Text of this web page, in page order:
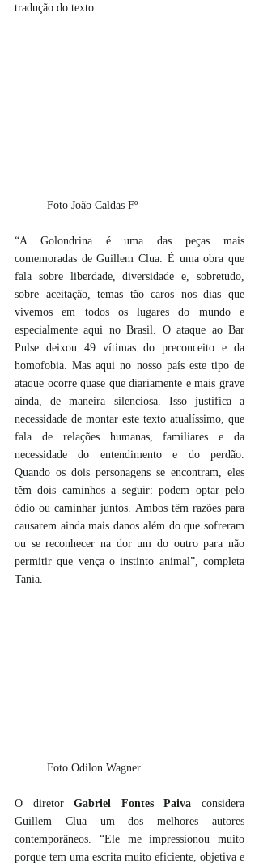
tradução do texto.
	Foto João Caldas Fº
“A Golondrina é uma das peças mais
comemoradas de Guillem Clua. É uma obra que
fala sobre liberdade, diversidade e, sobretudo,
sobre aceitação, temas tão caros nos dias que
vivemos em todos os lugares do mundo e
especialmente aqui no Brasil. O ataque ao Bar
Pulse deixou 49 vítimas do preconceito e da
homofobia. Mas aqui no nosso país este tipo de
ataque ocorre quase que diariamente e mais grave
ainda, de maneira silenciosa. Isso justifica a
necessidade de montar este texto atualíssimo, que
fala de relações humanas, familiares e da
necessidade do entendimento e do perdão.
Quando os dois personagens se encontram, eles
têm dois caminhos a seguir: podem optar pelo
ódio ou caminhar juntos. Ambos têm razões para
causarem ainda mais danos além do que sofreram
ou se reconhecer na dor um do outro para não
permitir que vença o instinto animal”, completa
Tania.
	Foto Odilon Wagner
O diretor Gabriel Fontes Paiva considera
Guillem Clua um dos melhores autores
contemporâneos. “Ele me impressionou muito
porque tem uma escrita muito eficiente, objetiva e